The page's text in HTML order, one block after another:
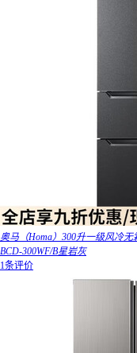
奥马（Homa）300升一级风冷
BCD-300WF/B星岩灰
1条评价